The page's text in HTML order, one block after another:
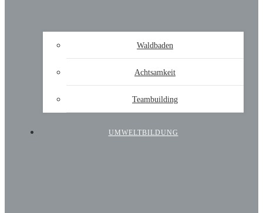
Waldbaden
Achtsamkeit
Teambuilding
UMWELTBILDUNG